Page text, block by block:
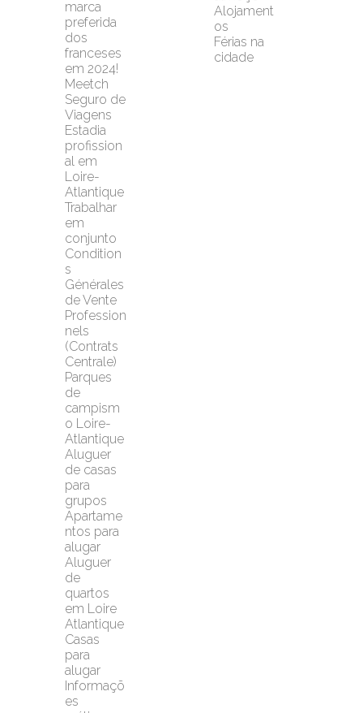
marca
preferida
dos
franceses
em 2024!
Meetch
Seguro de
Viagens
Estadia
profission
al em
Loire-
Atlantique
Trabalhar
em
conjunto
Condition
s
Générales
de Vente
Profession
nels
(Contrats
Centrale)
Parques
de
campism
o Loire-
Atlantique
Aluguer
de casas
para
grupos
Apartame
ntos para
alugar
Aluguer
de
quartos
em Loire
Atlantique
Casas
para
alugar
Informaçõ
es
Alojament
os
Férias na
cidade